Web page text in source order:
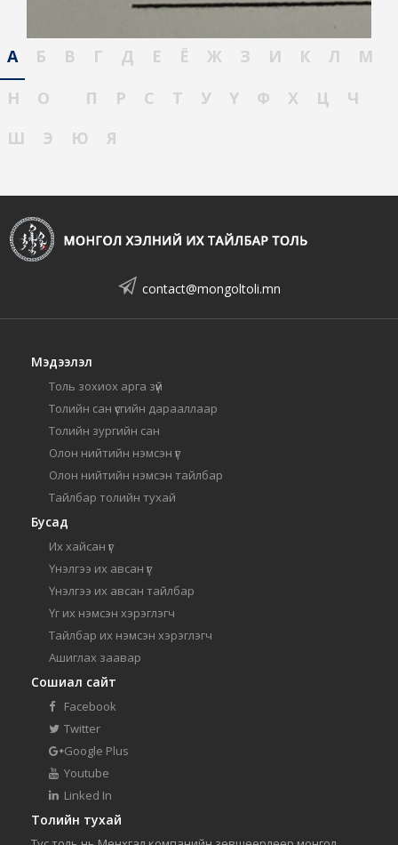
А Б В Г Д Е Ё Ж З И К Л
М
Н
О П Р С Т У Ү Ф Х Ц
Ч
Ш
Э Ю Я
contact@mongoltoli.mn
Мэдээлэл
Толь зохиох арга зүй
Толийн сан үсгийн дарааллаар
Толийн зургийн сан
Олон нийтийн нэмсэн үг
Олон нийтийн нэмсэн тайлбар
Тайлбар толийн тухай
Бусад
Их хайсан үг
Үнэлгээ их авсан үг
Үнэлгээ их авсан тайлбар
Үг их нэмсэн хэрэглэгч
Тайлбар их нэмсэн хэрэглэгч
Ашиглах заавар
Сошиал сайт
Facebook
Twitter
Google Plus
Youtube
Linked In
Толийн тухай